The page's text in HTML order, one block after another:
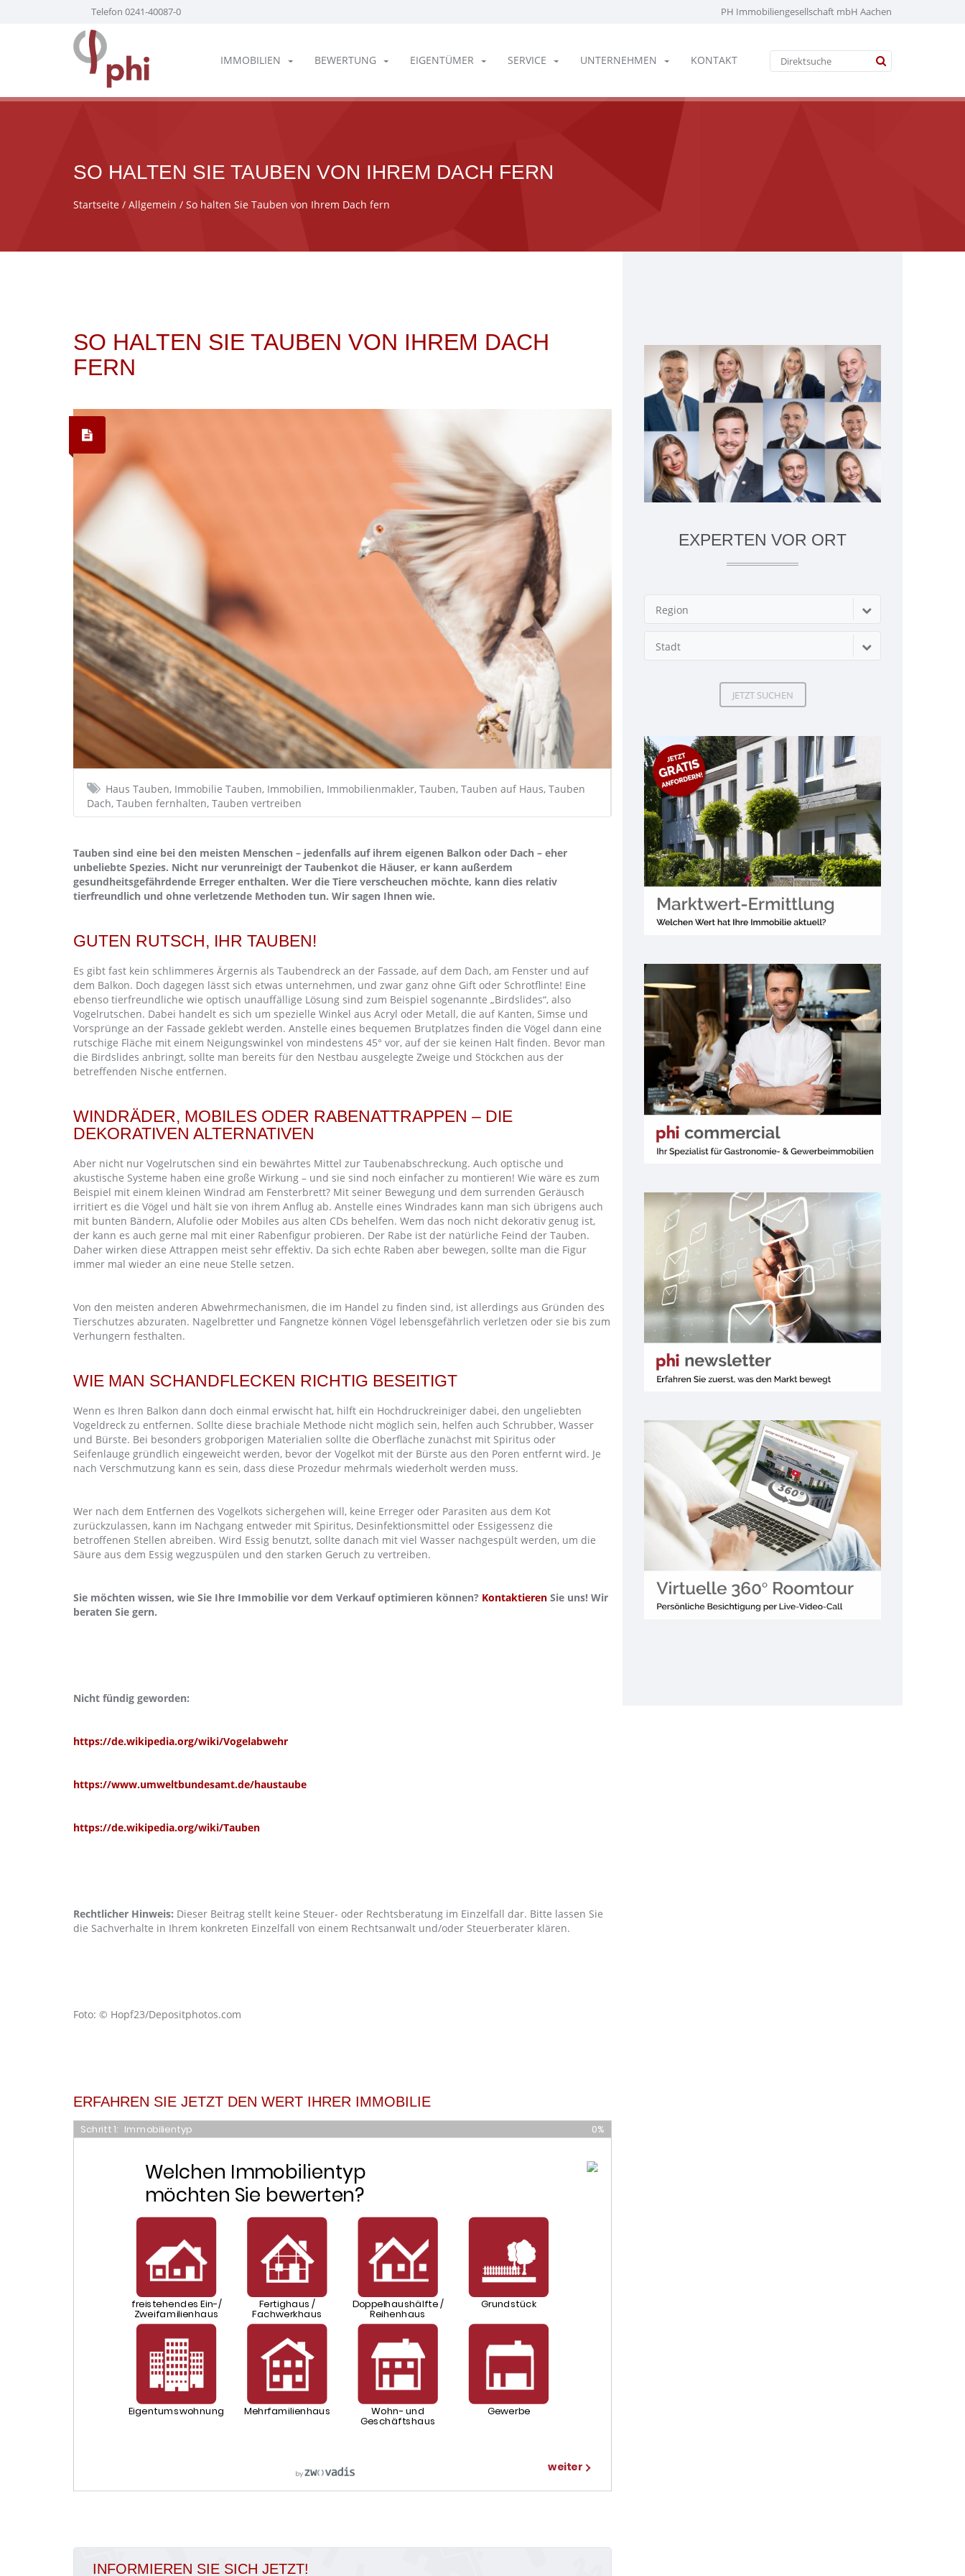
Telefon 0241-40087-0 PH Immobiliengesellschaft mbH Aachen
IMMOBILIEN BEWERTUNG EIGENTÜMER SERVICE UNTERNEHMEN KONTAKT
SO HALTEN SIE TAUBEN VON IHREM DACH FERN
Startseite / Allgemein / So halten Sie Tauben von Ihrem Dach fern
SO HALTEN SIE TAUBEN VON IHREM DACH
FERN
Haus Tauben, Immobilie Tauben, Immobilien, Immobilienmakler, Tauben, Tauben auf Haus, Tauben
Dach, Tauben fernhalten, Tauben vertreiben
Tauben sind eine bei den meisten Menschen – jedenfalls auf ihrem eigenen Balkon oder Dach – eher
unbeliebte Spezies. Nicht nur verunreinigt der Taubenkot die Häuser, er kann außerdem
gesundheitsgefährdende Erreger enthalten. Wer die Tiere verscheuchen möchte, kann dies relativ
tierfreundlich und ohne verletzende Methoden tun. Wir sagen Ihnen wie.
GUTEN RUTSCH, IHR TAUBEN!
Es gibt fast kein schlimmeres Ärgernis als Taubendreck an der Fassade, auf dem Dach, am Fenster und auf
dem Balkon. Doch dagegen lässt sich etwas unternehmen, und zwar ganz ohne Gift oder Schrotflinte! Eine
ebenso tierfreundliche wie optisch unauffällige Lösung sind zum Beispiel sogenannte „Birdslides“, also
Vogelrutschen. Dabei handelt es sich um spezielle Winkel aus Acryl oder Metall, die auf Kanten, Simse und
Vorsprünge an der Fassade geklebt werden. Anstelle eines bequemen Brutplatzes finden die Vögel dann eine
rutschige Fläche mit einem Neigungswinkel von mindestens 45° vor, auf der sie keinen Halt finden. Bevor man
die Birdslides anbringt, sollte man bereits für den Nestbau ausgelegte Zweige und Stöckchen aus der
betreffenden Nische entfernen.
WINDRÄDER, MOBILES ODER RABENATTRAPPEN – DIE
DEKORATIVEN ALTERNATIVEN
Aber nicht nur Vogelrutschen sind ein bewährtes Mittel zur Taubenabschreckung. Auch optische und
akustische Systeme haben eine große Wirkung – und sie sind noch einfacher zu montieren! Wie wäre es zum
Beispiel mit einem kleinen Windrad am Fensterbrett? Mit seiner Bewegung und dem surrenden Geräusch
irritiert es die Vögel und hält sie von ihrem Anflug ab. Anstelle eines Windrades kann man sich übrigens auch
mit bunten Bändern, Alufolie oder Mobiles aus alten CDs behelfen. Wem das noch nicht dekorativ genug ist,
der kann es auch gerne mal mit einer Rabenfigur probieren. Der Rabe ist der natürliche Feind der Tauben.
Daher wirken diese Attrappen meist sehr effektiv. Da sich echte Raben aber bewegen, sollte man die Figur
immer mal wieder an eine neue Stelle setzen.
Von den meisten anderen Abwehrmechanismen, die im Handel zu finden sind, ist allerdings aus Gründen des
Tierschutzes abzuraten. Nagelbretter und Fangnetze können Vögel lebensgefährlich verletzen oder sie bis zum
Verhungern festhalten.
WIE MAN SCHANDFLECKEN RICHTIG BESEITIGT
Wenn es Ihren Balkon dann doch einmal erwischt hat, hilft ein Hochdruckreiniger dabei, den ungeliebten
Vogeldreck zu entfernen. Sollte diese brachiale Methode nicht möglich sein, helfen auch Schrubber, Wasser
und Bürste. Bei besonders grobporigen Materialien sollte die Oberfläche zunächst mit Spiritus oder
Seifenlauge gründlich eingeweicht werden, bevor der Vogelkot mit der Bürste aus den Poren entfernt wird. Je
nach Verschmutzung kann es sein, dass diese Prozedur mehrmals wiederholt werden muss.
Wer nach dem Entfernen des Vogelkots sichergehen will, keine Erreger oder Parasiten aus dem Kot
zurückzulassen, kann im Nachgang entweder mit Spiritus, Desinfektionsmittel oder Essigessenz die
betroffenen Stellen abreiben. Wird Essig benutzt, sollte danach mit viel Wasser nachgespült werden, um die
Säure aus dem Essig wegzuspülen und den starken Geruch zu vertreiben.
Sie möchten wissen, wie Sie Ihre Immobilie vor dem Verkauf optimieren können? Kontaktieren Sie uns! Wir
beraten Sie gern.
Nicht fündig geworden:
https://de.wikipedia.org/wiki/Vogelabwehr
https://www.umweltbundesamt.de/haustaube
https://de.wikipedia.org/wiki/Tauben
Rechtlicher Hinweis: Dieser Beitrag stellt keine Steuer- oder Rechtsberatung im Einzelfall dar. Bitte lassen Sie
die Sachverhalte in Ihrem konkreten Einzelfall von einem Rechtsanwalt und/oder Steuerberater klären.
Foto: © Hopf23/Depositphotos.com
ERFAHREN SIE JETZT DEN WERT IHRER IMMOBILIE
INFORMIEREN SIE SICH JETZT!
EXPERTEN VOR ORT
Region
Stadt
JETZT SUCHEN